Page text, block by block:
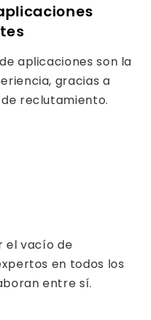
aplicaciones son la
gracias a
reclutamiento.
el vacío de
en todos los
entre sí.